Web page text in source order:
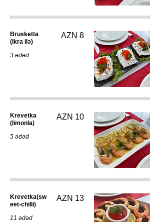
Brusketta
(ikra ilə)
3 ədəd
AZN 8
Krevetka
(limonla)
5 ədəd
AZN 10
Krevetka(sw
eet-chilli)
11 ədəd
AZN 13